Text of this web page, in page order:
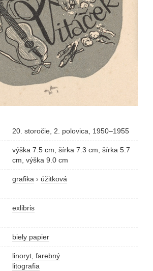
20. storočie, 2. polovica, 1950–1955
výška 7.5 cm, šírka 7.3 cm, šírka 5.7
cm, výška 9.0 cm
grafika › úžitková
exlibris
biely papier
linoryt, farebný
litografia